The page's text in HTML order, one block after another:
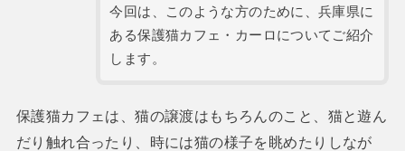
今回は、このような方のために、兵庫県に
ある保護猫カフェ・カーロについてご紹介
します。
保護猫カフェは、猫の譲渡はもちろんのこと、猫と遊ん
だり触れ合ったり、時には猫の様子を眺めたりしなが